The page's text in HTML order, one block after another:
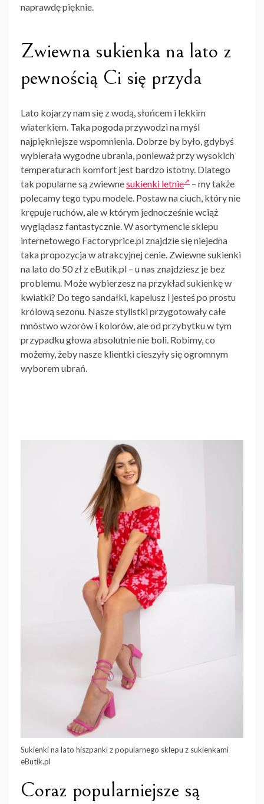
naprawdę pięknie.
Zwiewna sukienka na lato z
pewnością Ci się przyda
Lato kojarzy nam się z wodą, słońcem i lekkim
wiaterkiem. Taka pogoda przywodzi na myśl
najpiękniejsze wspomnienia. Dobrze by było, gdybyś
wybierała wygodne ubrania, ponieważ przy wysokich
temperaturach komfort jest bardzo istotny. Dlatego
tak popularne są zwiewnesukienki letnie
– my także
polecamy tego typu modele. Postaw na ciuch, który nie
krępuje ruchów, ale w którym jednocześnie wciąż
wyglądasz fantastycznie. W asortymencie sklepu
internetowego Factoryprice.pl znajdzie się niejedna
taka propozycja w atrakcyjnej cenie. Zwiewnesukienki
na lato do 50 zł z eButik.pl – u nas znajdziesz je bez
problemu. Może wybierzesz na przykład sukienkę w
kwiatki? Do tego sandałki, kapelusz i jesteś po prostu
królową sezonu. Nasze stylistki przygotowały całe
mnóstwo wzorów i kolorów, ale od przybytku w tym
przypadku głowa absolutnie nie boli. Robimy, co
możemy, żeby nasze klientki cieszyły się ogromnym
wyborem ubrań.
Sukienki na lato hiszpanki z popularnego sklepu z sukienkami
eButik.pl
Coraz popularniejsze są